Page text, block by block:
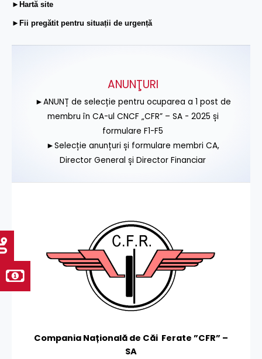
►Hartă site
►Fii pregătit pentru situații de urgență
ANUNŢURI
►ANUNȚ de selecție pentru ocuparea a 1 post de
membru în CA-ul CNCF „CFR” – SA - 2025 și
formulare F1-F5
►Selecție anunțuri și formulare membri CA,
Director General și Director Financiar
Compania Națională de Căi Ferate ”CFR” –
SA